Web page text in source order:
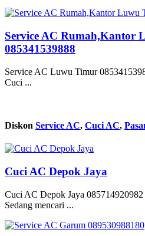
Service AC Rumah,Kantor
085341539888
Service AC Luwu Timur
Cuci ...
Diskon Service AC, Cuci AC,
Cuci AC Depok Jaya
Cuci AC Depok Jaya
Sedang mencari ...